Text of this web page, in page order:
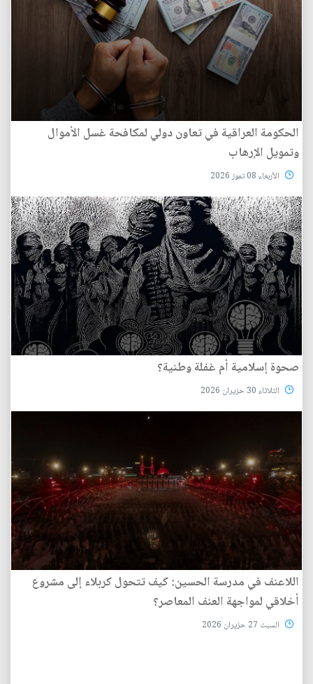
الحكومة العراقية في تعاون دولي لمكافحة غسل الأموال
وتمويل الإرهاب
الأربعاء 08 تموز 2026
صحوة إسلامية أم غفلة وطنية؟
الثلاثاء 30 حزيران 2026
اللاعنف في مدرسة الحسين: كيف تتحول كربلاء إلى مشروع
أخلاقي لمواجهة العنف المعاصر؟
السبت 27 حزيران 2026